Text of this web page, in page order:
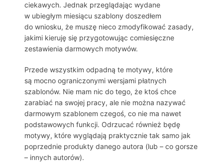
ciekawych. Jednak przeglądając wydane
w ubiegłym miesiącu szablony doszedłem
do wniosku, że muszę nieco zmodyfikować zasady,
jakimi kieruję się przygotowując comiesięczne
zestawienia darmowych motywów.
Przede wszystkim odpadną te motywy, które
są mocno ograniczonymi wersjami płatnych
szablonów. Nie mam nic do tego, że ktoś chce
zarabiać na swojej pracy, ale nie można nazywać
darmowym szablonem czegoś, co nie ma nawet
podstawowych funkcji. Odrzucać również będę
motywy, które wyglądają praktycznie tak samo jak
poprzednie produkty danego autora (lub – co gorsze
– innych autorów).